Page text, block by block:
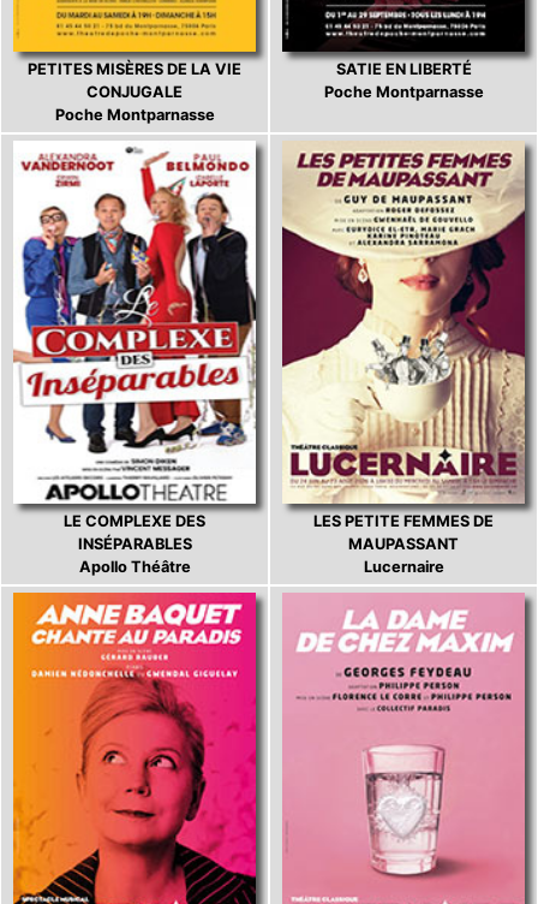
PETITES MISÈRES DE LA VIE
CONJUGALE
Poche Montparnasse
SATIE EN LIBERTÉ
Poche Montparnasse
LE COMPLEXE DES
INSÉPARABLES
Apollo Théâtre
LES PETITE FEMMES DE
MAUPASSANT
Lucernaire